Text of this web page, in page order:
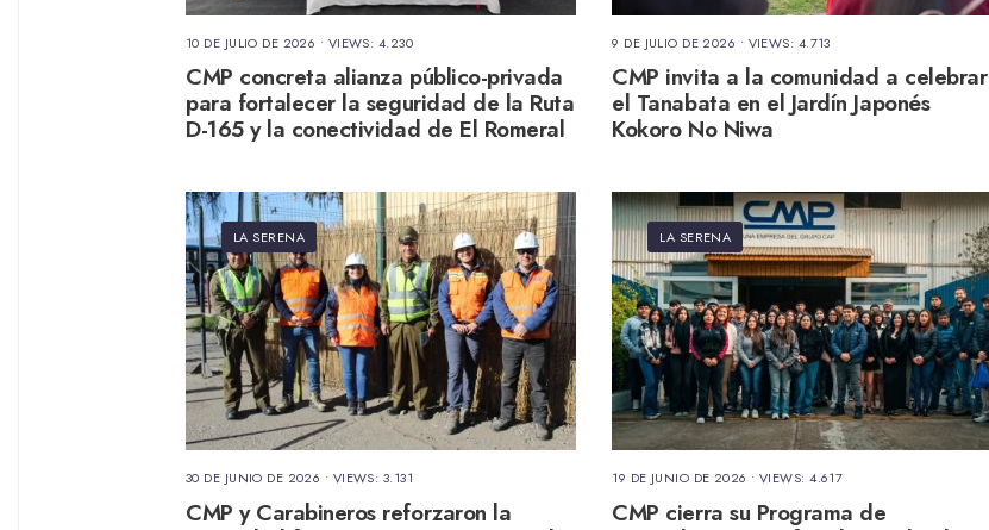
10 DE JULIO DE 2026 • VIEWS: 4.230
CMP concreta alianza público-privada
para fortalecer la seguridad de la Ruta
D-165 y la conectividad de El Romeral
9 DE JULIO DE 2026 • VIEWS: 4.713
CMP invita a la comunidad a celebrar
el Tanabata en el Jardín Japonés
Kokoro No Niwa
LA SERENA
30 DE JUNIO DE 2026 • VIEWS: 3.131
CMP y Carabineros reforzaron la
LA SERENA
19 DE JUNIO DE 2026 •VIEWS: 4.617
CMP cierra su Programa de